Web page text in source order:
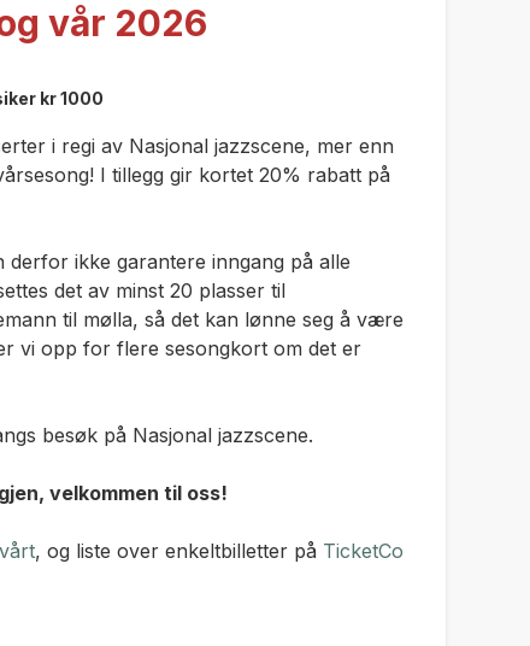
vår 2026
kr 1000
i regi av Nasjonal jazzscene, mer enn
I tillegg gir kortet 20% rabatt på
ikke garantere inngang på alle
det av minst 20 plasser til
til mølla, så det kan lønne seg å være
vi opp for flere sesongkort om det er
besøk på Nasjonal jazzscene.
velkommen til oss!
, og liste over enkeltbilletter på TicketCo